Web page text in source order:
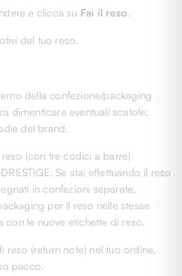
e clicca su Fai il reso.
del tuo reso.
della confezione/packaging
dimenticare eventuali scatole,
del brand.
(con tre codici a barre)
Se stai effettuando il reso
in confezioni separate,
per il reso nelle stesse
con le nuove etichette di reso.
reso (return note) nel tuo ordine,
pacco.